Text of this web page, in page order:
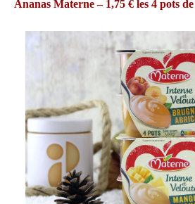
Ananas Materne – 1,75 € les 4 pots